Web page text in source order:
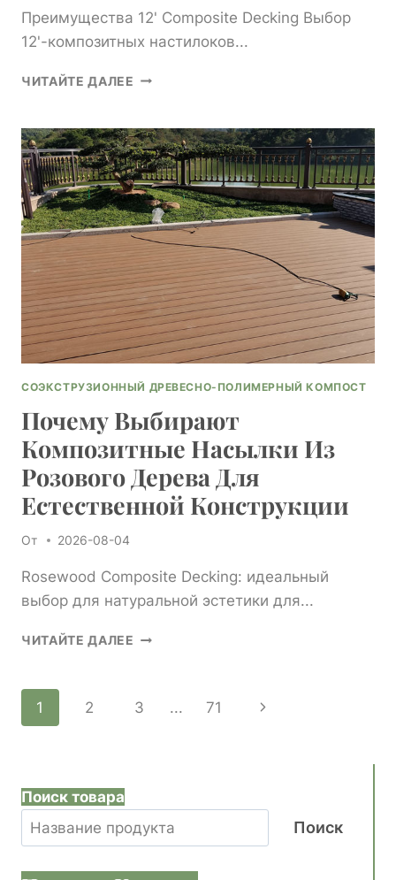
Преимущества 12' Composite Decking Выбор
12'-композитных настилоков...
ЧИТАЙТЕ ДАЛЕЕ ПОЧЕМУ
КОМПОЗИТНЫЕ
НАКАЛЕНИЯ
ДЛЯ
ЖИЛЫХ
ПРОЕКТОВ
СОЭКСТРУЗИОННЫЙ ДРЕВЕСНО-ПОЛИМЕРНЫЙ КОМПОСТ
Почему Выбирают
Композитные Насылки Из
Розового Дерева Для
Естественной Конструкции
От 2026-08-04
Rosewood Composite Decking: идеальный
выбор для натуральной эстетики для...
ЧИТАЙТЕ ДАЛЕЕ ПОЧЕМУ
ИЗ
Навигация
Страницам
1 2 3 ... 71
Следующая
Поиск товара
Поиск